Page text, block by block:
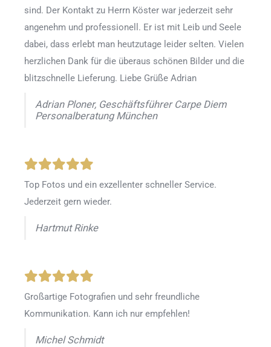
sind. Der Kontakt zu Herrn Köster war jederzeit sehr
angenehm und professionell. Er ist mit Leib und Seele
dabei, dass erlebt man heutzutage leider selten. Vielen
herzlichen Dank für die überaus schönen Bilder und die
blitzschnelle Lieferung. Liebe Grüße Adrian
Adrian Ploner, Geschäftsführer Carpe Diem
Personalberatung München
Top Fotos und ein exzellenter schneller Service.
Jederzeit gern wieder.
Hartmut Rinke
Großartige Fotografien und sehr freundliche
Kommunikation. Kann ich nur empfehlen!
Michel Schmidt